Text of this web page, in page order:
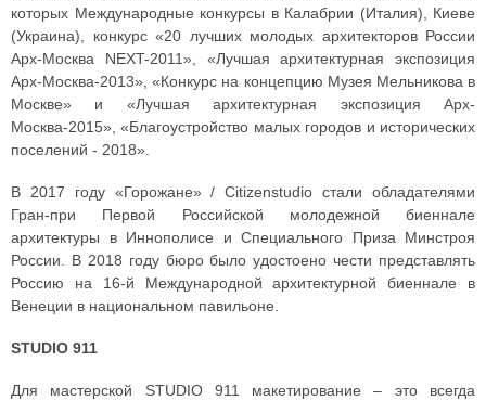
которых Международные конкурсы в Калабрии (Италия), Киеве
(Украина), конкурс «20 лучших молодых архитекторов России
Арх-Москва NEXT-2011», «Лучшая архитектурная экспозиция
Арх-Москва-2013», «Конкурс на концепцию Музея Мельникова в
Москве» и «Лучшая архитектурная экспозиция Арх-
Москва-2015», «Благоустройство малых городов и исторических
поселений - 2018».
В 2017 году «Горожане» / Citizenstudio стали обладателями
Гран-при Первой Российской молодежной биеннале
архитектуры в Иннополисе и Специального Приза Минстроя
России. В 2018 году бюро было удостоено чести представлять
Россию на 16-й Международной архитектурной биеннале в
Венеции в национальном павильоне.
STUDIO 911
Для мастерской STUDIO 911 макетирование – это всегда